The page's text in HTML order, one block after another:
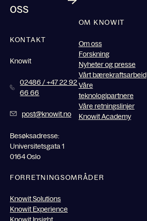
oss
KONTAKT
Knowit
02486 / +47 22 92
66 66
post@knowit.no
Besøksadresse:
Universitetsgata 1
0164 Oslo
OM KNOWIT
Om oss
Forskning
Nyheter og presse
Vårt bærekraftsarbeid
Våre
teknologipartnere
Våre retningslinjer
Knowit Academy
FORRETNINGSOMRÅDER
Knowit Solutions
Knowit Experience
Knowit Insight